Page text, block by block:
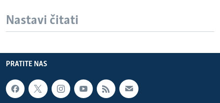
Nastavi čitati
PRATITE NAS